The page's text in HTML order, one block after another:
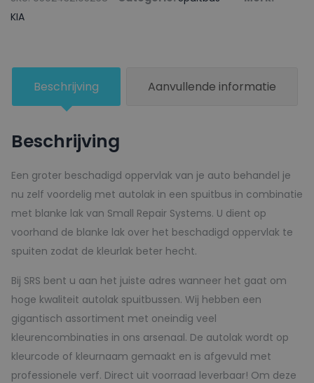
lak
OLIVE
GREEN
-
aantal
KIA
Beschrijving Aanvullende informatie
Beschrijving
Een groter beschadigd oppervlak van je auto behandel je
nu zelf voordelig met autolak in een spuitbus in combinatie
met blanke lak van Small Repair Systems. U dient op
voorhand de blanke lak over het beschadigd oppervlak te
spuiten zodat de kleurlak beter hecht.
Bij SRS bent u aan het juiste adres wanneer het gaat om
hoge kwaliteit autolak spuitbussen. Wij hebben een
gigantisch assortiment met oneindig veel
kleurencombinaties in ons arsenaal. De autolak wordt op
kleurcode of kleurnaam gemaakt en is afgevuld met
professionele verf. Direct uit voorraad leverbaar! Om deze